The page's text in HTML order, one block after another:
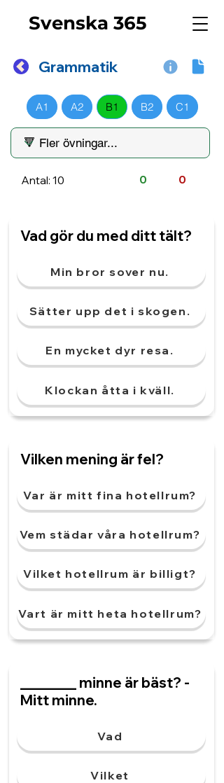
Svenska 365
Grammatik
A1 A2 B1 B2 C1
Antal: 10 0 0
Vad gör du med ditt tält?
Min bror sover nu.
Sätter upp det i skogen.
En mycket dyr resa.
Klockan åtta i kväll.
Vilken mening är fel?
Var är mitt fina hotellrum?
Vem städar våra hotellrum?
Vilket hotellrum är billigt?
Vart är mitt heta hotellrum?
________ minne är bäst? -
Mitt minne.
Vad
Vilket